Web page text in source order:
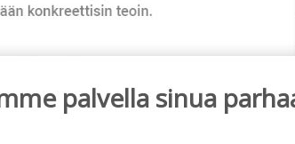
palvella sinua